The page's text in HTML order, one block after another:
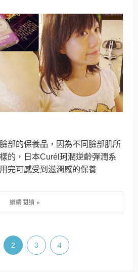
部的保養品，因為不同臉部肌所
的，日本Curél珂潤逆齡彈潤系
完可感受到滋潤感的保養
2 3 4